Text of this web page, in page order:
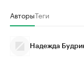
АвторыТеги
Надежда